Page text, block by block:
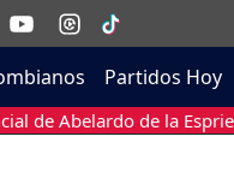
Partidos Hoy
de Abelardo de la